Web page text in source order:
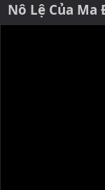
Nô Lệ Của Ma